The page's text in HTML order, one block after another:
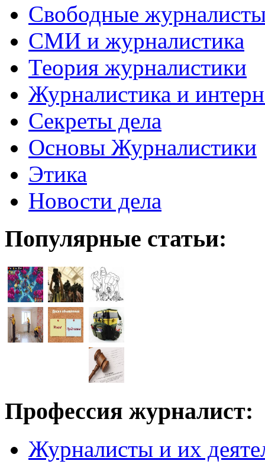
Свободные
СМИ и журналистика
Теория журналистики
Журналистика и
Секреты дела
Основы Журналистики
Этика
Новости дела
Популярные статьи:
Профессия журналист:
Журналисты и их